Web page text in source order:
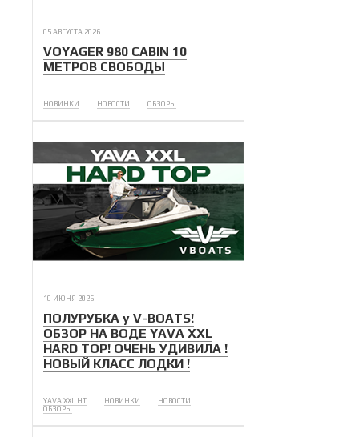
05 АВГУСТА 2026
VOYAGER 980 CABIN 10
МЕТРОВ СВОБОДЫ
НОВИНКИ НОВОСТИ ОБЗОРЫ
10 ИЮНЯ 2026
ПОЛУРУБКА у V-BOATS!
ОБЗОР НА ВОДЕ YAVA XXL
HARD TOP! ОЧЕНЬ УДИВИЛА !
НОВЫЙ КЛАСС ЛОДКИ !
YAVA XXL HT НОВИНКИ
НОВОСТИ
ОБЗОРЫ